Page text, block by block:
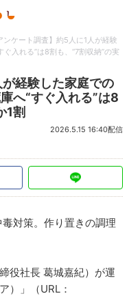
ンケート調査】約5人に1人が経験
入れる”は8割も、“7割収納”の実
が経験した家庭での
へ“すぐ入れる”は8
1割
2026.5.15 16:40配信
対策。作り置きの調理
役社長 葛城嘉紀）が運
）」（URL：